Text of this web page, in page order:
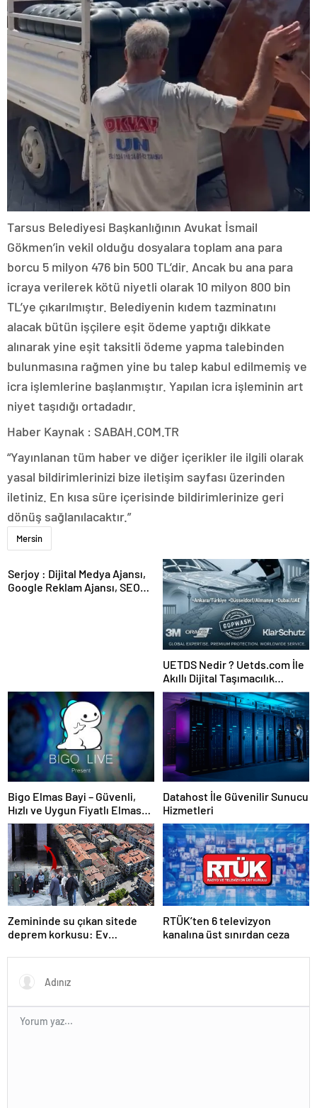
Tarsus Belediyesi Başkanlığının Avukat İsmail
Gökmen’in vekil olduğu dosyalara toplam ana para
borcu 5 milyon 476 bin 500 TL’dir. Ancak bu ana para
icraya verilerek kötü niyetli olarak 10 milyon 800 bin
TL’ye çıkarılmıştır. Belediyenin kıdem tazminatını
alacak bütün işçilere eşit ödeme yaptığı dikkate
alınarak yine eşit taksitli ödeme yapma talebinden
bulunmasına rağmen yine bu talep kabul edilmemiş ve
icra işlemlerine başlanmıştır. Yapılan icra işleminin art
niyet taşıdığı ortadadır.
Haber Kaynak : SABAH.COM.TR
“Yayınlanan tüm haber ve diğer içerikler ile ilgili olarak
yasal bildirimlerinizi bize iletişim sayfası üzerinden
iletiniz. En kısa süre içerisinde bildirimlerinize geri
dönüş sağlanılacaktır.”
Mersin
Serjoy : Dijital Medya Ajansı,
Google Reklam Ajansı, SEO
UETDS Nedir ? Uetds.com İle
Akıllı Dijital Taşımacılık
Yazılımı
Bigo Elmas Bayi – Güvenli,
Hızlı ve Uygun Fiyatlı Elmas
Satın Almanın Yeni Adresi
Datahost İle Güvenilir Sunucu
Hizmetleri
Zemininde su çıkan sitede
deprem korkusu: Ev
aldığımız ortaya çıktı
RTÜK’ten 6 televizyon
kanalına üst sınırdan ceza